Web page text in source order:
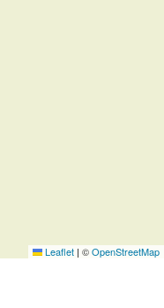
Leaflet | ©OpenStreetMap